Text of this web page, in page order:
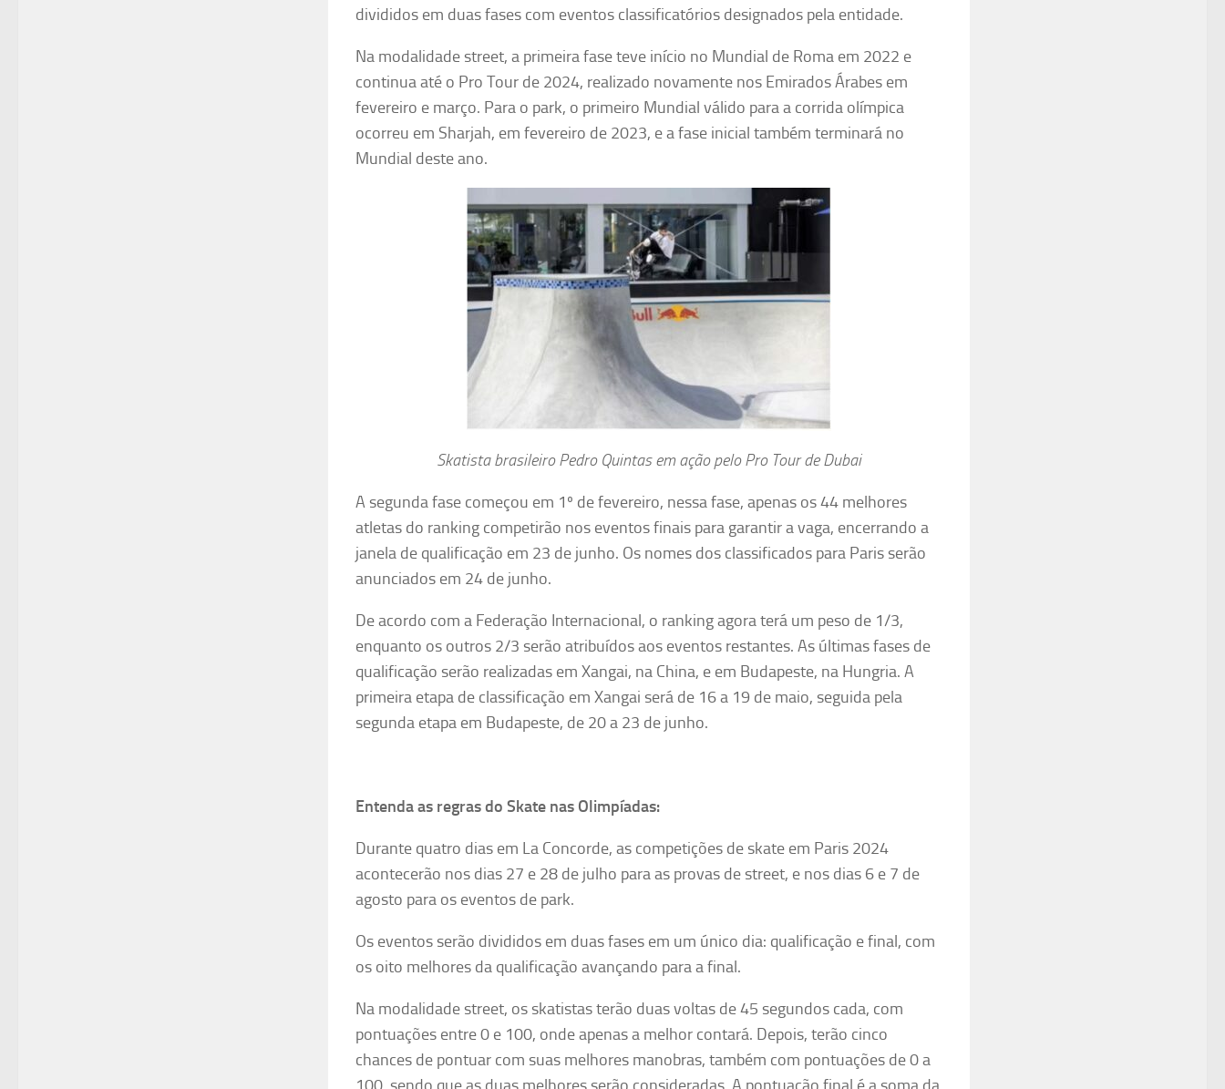
divididos em duas fases com eventos classificatórios designados pela entidade.
Na modalidade street, a primeira fase teve início no Mundial de Roma em 2022 e
continua até o Pro Tour de 2024, realizado novamente nos Emirados Árabes em
fevereiro e março. Para o park, o primeiro Mundial válido para a corrida olímpica
ocorreu em Sharjah, em fevereiro de 2023, e a fase inicial também terminará no
Mundial deste ano.
Skatista brasileiro Pedro Quintas em ação pelo Pro Tour de Dubai
A segunda fase começou em 1º de fevereiro, nessa fase, apenas os 44 melhores
atletas do ranking competirão nos eventos finais para garantir a vaga, encerrando a
janela de qualificação em 23 de junho. Os nomes dos classificados para Paris serão
anunciados em 24 de junho.
De acordo com a Federação Internacional, o ranking agora terá um peso de 1/3,
enquanto os outros 2/3 serão atribuídos aos eventos restantes. As últimas fases de
qualificação serão realizadas em Xangai, na China, e em Budapeste, na Hungria. A
primeira etapa de classificação em Xangai será de 16 a 19 de maio, seguida pela
segunda etapa em Budapeste, de 20 a 23 de junho.
Entenda as regras do Skate nas Olimpíadas:
Durante quatro dias em La Concorde, as competições de skate em Paris 2024
acontecerão nos dias 27 e 28 de julho para as provas de street, e nos dias 6 e 7 de
agosto para os eventos de park.
Os eventos serão divididos em duas fases em um único dia: qualificação e final, com
os oito melhores da qualificação avançando para a final.
Na modalidade street, os skatistas terão duas voltas de 45 segundos cada, com
pontuações entre 0 e 100, onde apenas a melhor contará. Depois, terão cinco
chances de pontuar com suas melhores manobras, também com pontuações de 0 a